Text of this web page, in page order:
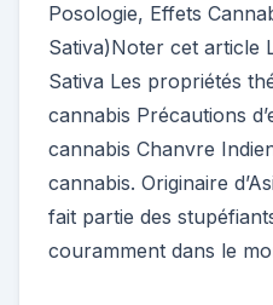
Posologie, Effets
Sativa)Noter cet article
Sativa Les propriétés
cannabis Précautions
cannabis Chanvre
cannabis. Originaire
fait partie des
couramment dans le